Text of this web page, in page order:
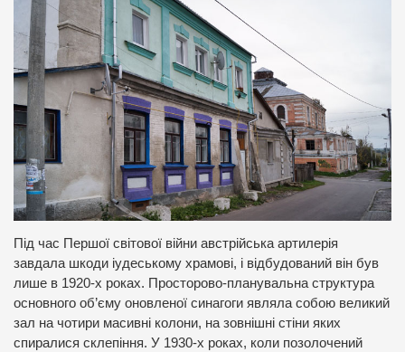
Під час Першої світової війни австрійська артилерія
завдала шкоди іудеському храмові, і відбудований він був
лише в 1920-х роках. Просторово-планувальна структура
основного об’єму оновленої синагоги являла собою великий
зал на чотири масивні колони, на зовнішні стіни яких
спиралися склепіння. У 1930-х роках, коли позолочений